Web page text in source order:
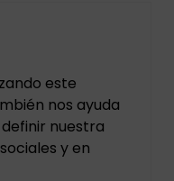
este
nos ayuda
nuestra
y en